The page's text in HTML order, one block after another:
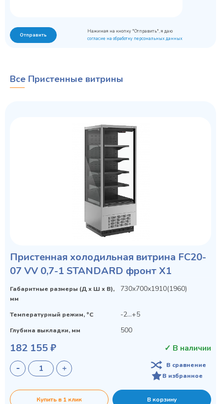
Отправить
Нажимая на кнопку "Отправить", я даю
согласие на обработку персональных данных
Все Пристенные витрины
Пристенная холодильная витрина FC20-
07 VV 0,7-1 STANDARD фронт X1
Габаритные размеры (Д х Ш х В),
мм
730х700х1910(1960)
Температурный режим, °C -2...+5
Глубина выкладки, мм 500
182 155 ₽ ✓ В наличии
В сравнение
В избранное
Купить в 1 клик В корзину